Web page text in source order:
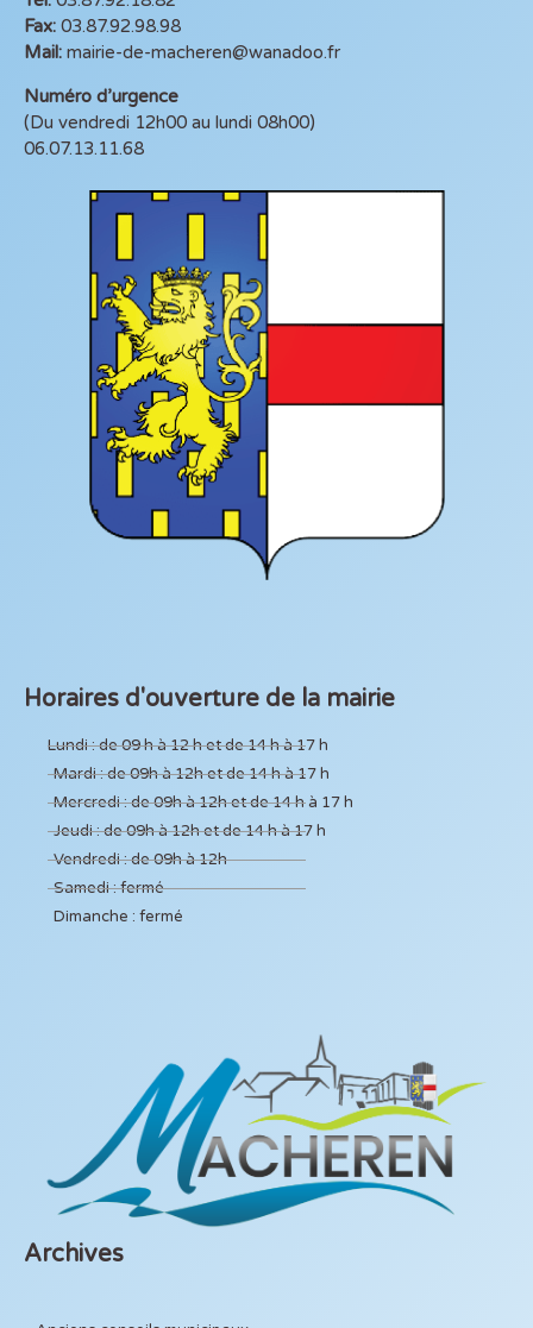
Fax: 03.87.92.98.98
Mail: mairie-de-macheren@wanadoo.fr
Numéro d’urgence
(Du vendredi 12h00 au lundi 08h00)
06.07.13.11.68
Horaires d'ouverture de la mairie
Lundi : de 09 h à 12 h et de 14 h à 17 h
Mardi : de 09h à 12h et de 14 h à 17 h
Mercredi : de 09h à 12h et de 14 h à 17 h
Jeudi : de 09h à 12h et de 14 h à 17 h
Vendredi : de 09h à 12h
Samedi : fermé
Dimanche : fermé
Archives